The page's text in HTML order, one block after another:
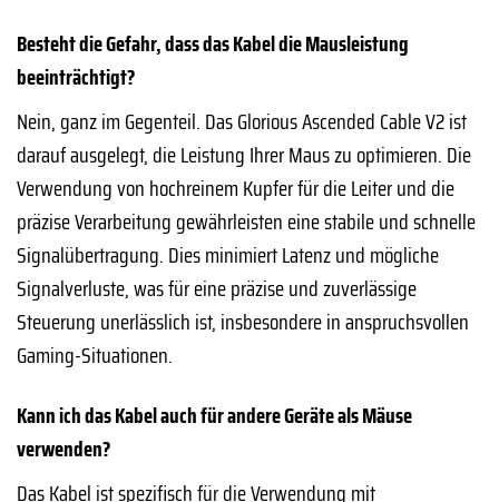
Besteht die Gefahr, dass das Kabel die Mausleistung
beeinträchtigt?
Nein, ganz im Gegenteil. Das Glorious Ascended Cable V2 ist
darauf ausgelegt, die Leistung Ihrer Maus zu optimieren. Die
Verwendung von hochreinem Kupfer für die Leiter und die
präzise Verarbeitung gewährleisten eine stabile und schnelle
Signalübertragung. Dies minimiert Latenz und mögliche
Signalverluste, was für eine präzise und zuverlässige
Steuerung unerlässlich ist, insbesondere in anspruchsvollen
Gaming-Situationen.
Kann ich das Kabel auch für andere Geräte als Mäuse
verwenden?
Das Kabel ist spezifisch für die Verwendung mit